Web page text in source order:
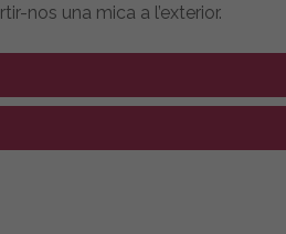
nos una mica a l’exterior.